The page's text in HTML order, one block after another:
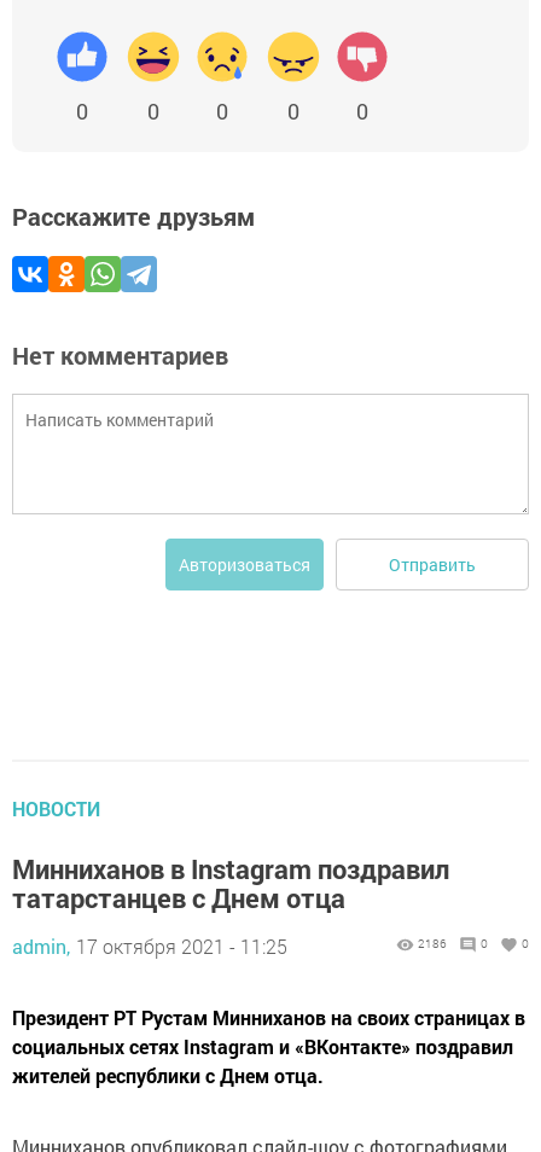
0 0 0 0 0
Расскажите друзьям
Нет комментариев
Авторизоваться Отправить
НОВОСТИ
Минниханов в Instagram поздравил
татарстанцев с Днем отца
admin, 17 октября 2021 - 11:25 2186 0 0
Президент РТ Рустам Минниханов на своих страницах в
социальных сетях Instagram и «ВКонтакте» поздравил
жителей республики с Днем отца.